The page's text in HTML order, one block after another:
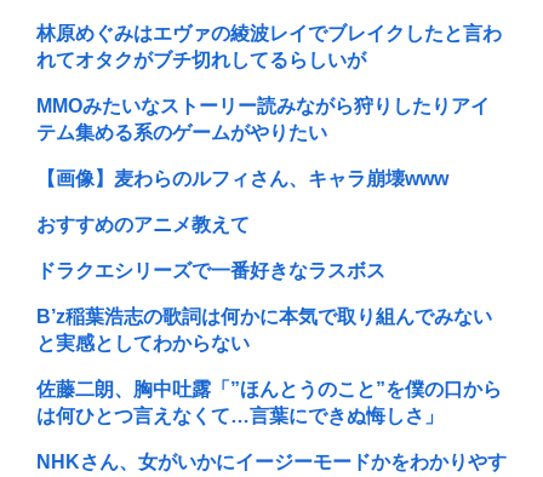
林原めぐみはエヴァの綾波レイでブレイクしたと言わ
れてオタクがブチ切れしてるらしいが
MMOみたいなストーリー読みながら狩りしたりアイ
テム集める系のゲームがやりたい
【画像】麦わらのルフィさん、キャラ崩壊www
おすすめのアニメ教えて
ドラクエシリーズで一番好きなラスボス
B’z稲葉浩志の歌詞は何かに本気で取り組んでみない
と実感としてわからない
佐藤二朗、胸中吐露「”ほんとうのこと”を僕の口から
は何ひとつ言えなくて…言葉にできぬ悔しさ」
NHKさん、女がいかにイージーモードかをわかりやす